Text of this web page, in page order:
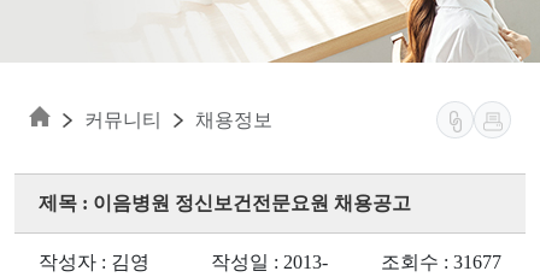
커뮤니티 채용정보
제목 : 이음병원 정신보건전문요원 채용공고
작성자 : 김영
작성일 : 2013-
조회수 : 31677